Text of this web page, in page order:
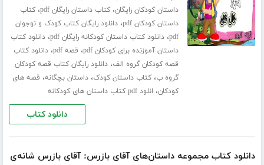
داستان کودکان رایگان،کتاب داستان رایگان pdf ،کتاب
داستان کودکان pdf
،دانلود رایگان کتاب کودک و نوجوان
pdf،دانلود کتاب داستان کودکانه رایگان pdf ،دانلود کتاب
داستان آموزنده برای کودکان pdf
، قصه pdf ،دانلود کتاب
قصه کودکان گروه الف،دانلود رایگان کتاب قصه کودکان
گروه ب،کتاب داستان کودک،داستان بچگانه، قصه های
کودکان، انلود pdf کتاب داستان های کودکانه
دانلود کتاب
دانلود کتاب مجموعه داستان‌های آقای بازرس: آقای بازرس شانه‌ی